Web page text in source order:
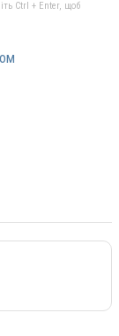
Ctrl + Enter, щоб